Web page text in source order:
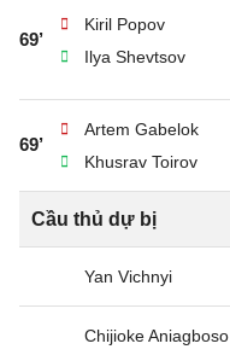
69’
Kiril Popov
Ilya Shevtsov
69’
Artem Gabelok
Khusrav Toirov
Cầu thủ dự bị
Yan Vichnyi
Chijioke Aniagboso